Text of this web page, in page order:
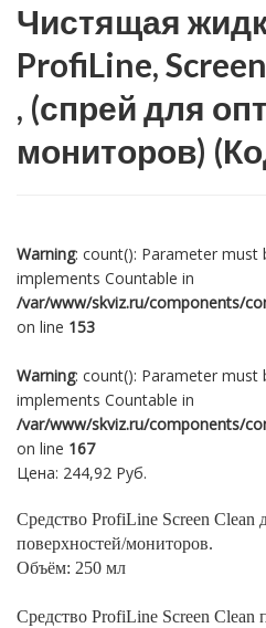
Чистящая
ProfiLine,
, (спрей для
мониторов)
Warning: count(): Parameter
implements Countable in
/var/www/skviz.ru/components/
on line 153
Warning: count(): Parameter
implements Countable in
/var/www/skviz.ru/components/
on line 167
Цена: 244,92 Руб.
Средство ProfiLine Screen Clean
поверхностей/мониторов.
Объём: 250 мл
Средство ProfiLine Screen Clean